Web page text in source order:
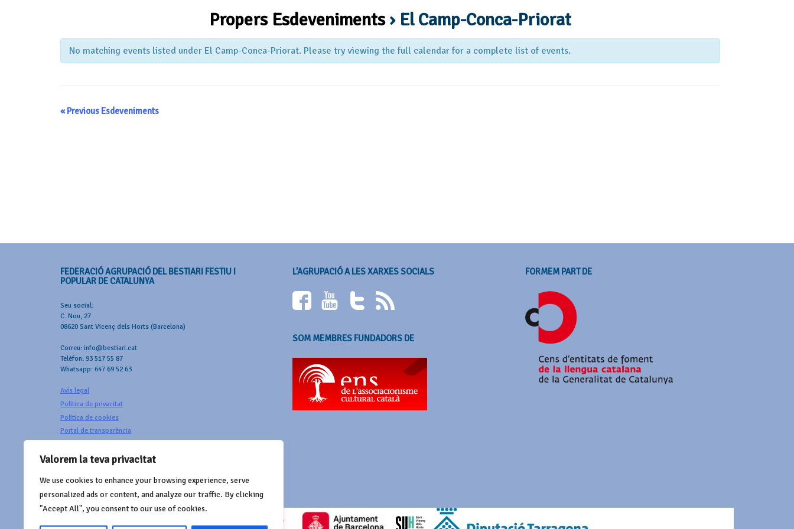
Valorem la teva privacitat
We use cookies to enhance your browsing experience, serve
personalized ads or content, and analyze our traffic. By clicking
"Accept All", you consent to our use of cookies.
Propers Esdeveniments› El Camp-Conca-Priorat
No matching events listed under El Camp-Conca-Priorat. Please try viewing the full calendar for a complete list of events.
Navegació
llista
«Previous Esdeveniments
FEDERACIÓ AGRUPACIÓ DEL BESTIARI FESTIU I
POPULAR DE CATALUNYA
Seu social:
C. Nou, 27
08620 Sant Vicenç dels Horts (Barcelona)
Correu: info@bestiari.cat
Telèfon: 93 517 55 87
Whatsapp: 647 69 52 63
Avís legal
Política de privacitat
Política de cookies
Portal de transparència
L’AGRUPACIÓ A LES XARXES SOCIALS
SOM MEMBRES FUNDADORS DE
FORMEM PART DE